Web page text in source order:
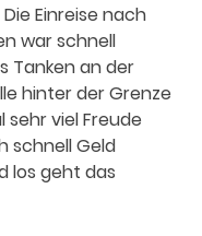
Einreise nach
war schnell
Tanken an der
hinter der Grenze
sehr viel Freude
schnell Geld
los geht das